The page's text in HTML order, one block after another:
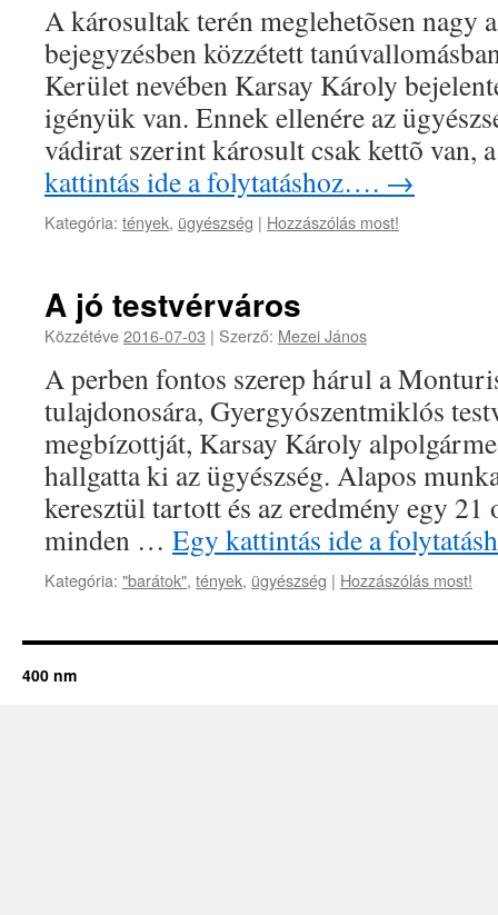
A károsultak terén meglehetõsen nagy
bejegyzésben közzétett
Kerület nevében Karsay Károly
igényük van. Ennek ellenére az
vádirat szerint károsult csak kettõ
kattintás ide a folytatáshoz…. →
Kategória: tények, ügyészség | Hozzászólás most!
A jó testvérváros
Közzétéve2016-07-03 | Szerző: Mezei János
A perben fontos szerep hárul a
tulajdonosára, Gyergyószentmiklós
megbízottját, Karsay Károly
hallgatta ki az ügyészség. Alapos
keresztül tartott és az eredmény egy 21
minden … Egy kattintás ide a
Kategória: "barátok", tények, ügyészség | Hozzászólás most!
400 nm